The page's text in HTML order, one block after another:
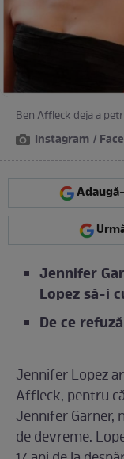
Ben Affleck deja a
Instagram /
Jennifer
Lopez să-i
De ce
Jennifer Lopez
Affleck, pentru
Jennifer Garner,
de devreme.